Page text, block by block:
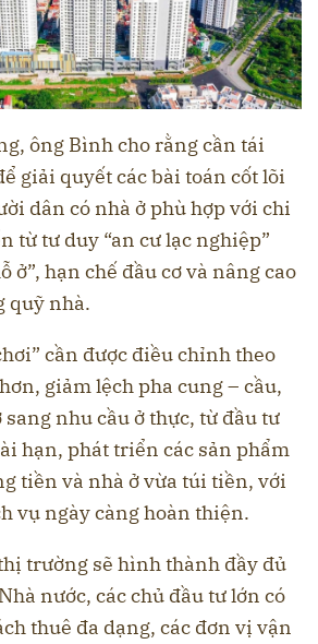
ông Bình cho rằng cần tái
giải quyết các bài toán cốt lõi
dân có nhà ở phù hợp với chi
từ tư duy “an cư lạc nghiệp”
ở”, hạn chế đầu cơ và nâng cao
quỹ nhà.
cần được điều chỉnh theo
giảm lệch pha cung – cầu,
nhu cầu ở thực, từ đầu tư
hạn, phát triển các sản phẩm
tiền và nhà ở vừa túi tiền, với
vụ ngày càng hoàn thiện.
trường sẽ hình thành đầy đủ
nước, các chủ đầu tư lớn có
thuê đa dạng, các đơn vị vận